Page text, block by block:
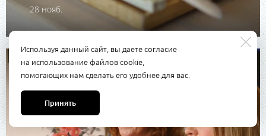
28 нояб.
Используя данный сайт, вы даете согласие
на использование файлов cookie,
помогающих нам сделать его удобнее для вас.
Принять